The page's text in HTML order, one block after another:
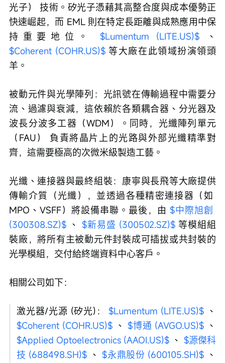
光子） 技術。矽光子憑藉其高整合度與成本優勢正
快速崛起，而 EML 則在特定長距離與成熟應用中保
持重要地位。 $Lumentum (LITE.US)$ 、
$Coherent (COHR.US)$ 等大廠在此領域扮演領頭
羊。
被動元件與光學陣列：光訊號在傳輸過程中需要分
流、過濾與衰減，這依賴於各類耦合器、分光器及
波長分波多工器（WDM）。同時，光纖陣列單元
（FAU） 負責將晶片上的光路與外部光纖精準對
齊，這需要極高的次微米級製造工藝。
光纖、連接器與最終組裝：康寧與長飛等大廠提供
傳輸介質（光纖），並透過各種精密連接器（如
MPO、VSFF）將設備串聯。最後，由 $中際旭創
(300308.SZ)$ 、 $新易盛 (300502.SZ)$ 等模組組
裝廠，將所有主被動元件封裝成可插拔或共封裝的
光學模組，交付給終端資料中心客戶。
相關公司如下：
激光器/光源 (矽光)： $Lumentum (LITE.US)$ 、
$Coherent (COHR.US)$ 、 $博通 (AVGO.US)$ 、
$Applied Optoelectronics (AAOI.US)$ 、 $源傑科
技 (688498.SH)$ 、 $永鼎股份 (600105.SH)$ 、